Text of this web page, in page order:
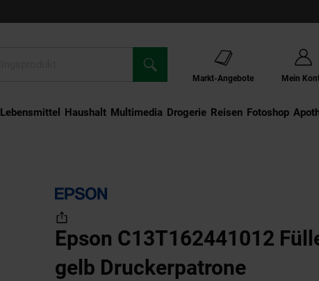
Markt-Angebote Mein
Lebensmittel Haushalt Multimedia Drogerie Externer Link:
Reisen Externer Link:
Fotoshop
Epson C13T162441012
gelb Druckerpatrone